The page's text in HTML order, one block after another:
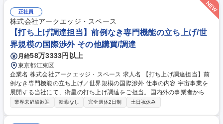
令順守（取適法等）の確認・承認、資料作成 ■チーム運営のサポート、メ
ンバーの業務進捗フォロー ■資材関連の事業計画立案・業務フロー改善の
提案 募集職種 【購買担当(課長候補)】産業用機器の安定メーカー/年休126
日/賞与5.5か月
正社員
株式会社アークエッジ・スペース
【打ち上げ調達担当】前例なき専門機能の立ち上げ/世
界規模の国際渉外 その他購買/調達
月給58万3333円以上
東京都江東区
企業名 株式会社アークエッジ・スペース 求人名 【打ち上げ調達担当】前
例なき専門機能の立ち上げ／世界規模の国際渉外 仕事の内容 宇宙事業を
展開する当社にて、衛星の打ち上げ調達をご担当。国内外の事業者から枠
を確保し、英語での契約交渉や履行管理を主導します。開発進捗と統合し
業界未経験歓迎 転勤なし 完全週休2日制 土日祝休み